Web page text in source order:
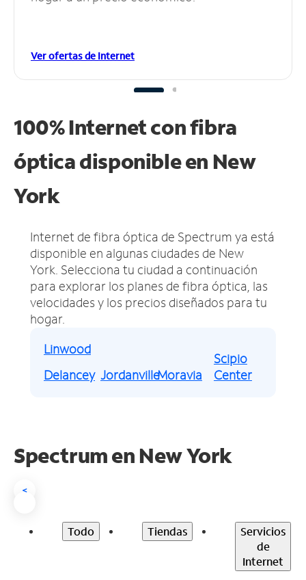
Ver ofertas de Internet
100% Internet con fibra
óptica disponible en New
York
Internet de fibra óptica de Spectrum ya está
disponible en algunas ciudades de New
York. Selecciona tu ciudad a continuación
para explorar los planes de fibra óptica, las
velocidades y los precios diseñados para tu
hogar.
Linwood
Delancey JordanvilleMoravia
Scipio
Center
Spectrum en New York
<
Todo Tiendas
Servicios
de
Internet